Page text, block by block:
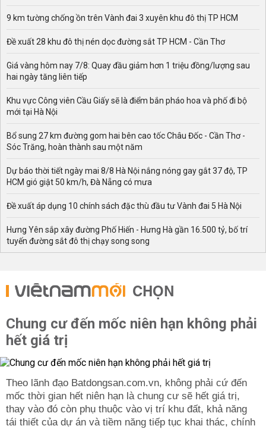
9 km tường chống ồn trên Vành đai 3 xuyên khu đô thị TP HCM
Đề xuất 28 khu đô thị nén dọc đường sắt TP HCM - Cần Thơ
Giá vàng hôm nay 7/8: Quay đầu giảm hơn 1 triệu đồng/lượng sau
hai ngày tăng liên tiếp
Khu vực Công viên Cầu Giấy sẽ là điểm bắn pháo hoa và phố đi bộ
mới tại Hà Nội
Bổ sung 27 km đường gom hai bên cao tốc Châu Đốc - Cần Thơ -
Sóc Trăng, hoàn thành sau một năm
Dự báo thời tiết ngày mai 8/8 Hà Nội nắng nóng gay gắt 37 độ, TP
HCM gió giật 50 km/h, Đà Nẵng có mưa
Đề xuất áp dụng 10 chính sách đặc thù đầu tư Vành đai 5 Hà Nội
Hưng Yên sắp xây đường Phố Hiến - Hưng Hà gần 16.500 tỷ, bố trí
tuyến đường sắt đô thị chạy song song
CHỌN
Chung cư đến mốc niên hạn không phải
hết giá trị
Theo lãnh đạo Batdongsan.com.vn, không phải cứ đến
mốc thời gian hết niên hạn là chung cư sẽ hết giá trị,
thay vào đó còn phụ thuộc vào vị trí khu đất, khả năng
tái thiết của dự án và tiềm năng tiếp tục khai thác, chính